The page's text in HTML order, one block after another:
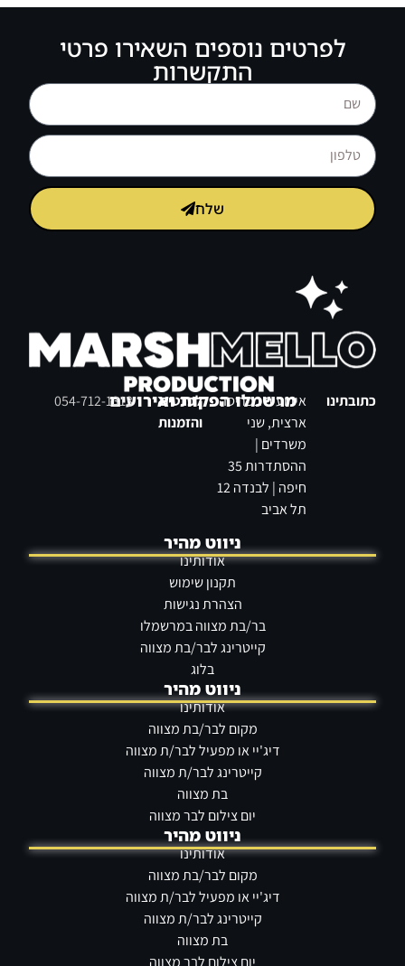
די ג’יי מפעיל לבת / לבר מצווה בקיבוץ או במושב
די ג’יי מפעיל לבת / לבר מצווה בבריכה
שירי בת מצווה מרגשים
שירים שמתאימים לבת מצווה
לפרטים נוספים השאירו פרטי
התקשרות
שלח
מרשמלו הפקות ואירועים כתובתינו
אירועים בפריסה
ארצית, שני
משרדים |
ההסתדרות 35
חיפה | לבנדה 12
תל אביב
לפרטים
והזמנות
054-712-1313
ניווט מהיר
אודותינו
תקנון שימוש
הצהרת נגישות
בר/בת מצווה במרשמלו
קייטרינג לבר/בת מצווה
בלוג
ניווט מהיר
אודותינו
מקום לבר/בת מצווה
דיג'יי או מפעיל לבר/ת מצווה
קייטרינג לבר/ת מצווה
בת מצווה
יום צילום לבר מצווה
ניווט מהיר
אודותינו
מקום לבר/בת מצווה
דיג'יי או מפעיל לבר/ת מצווה
קייטרינג לבר/ת מצווה
בת מצווה
יום צילום לבר מצווה